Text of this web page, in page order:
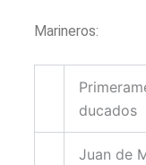
Marineros:
ducados
Juan de